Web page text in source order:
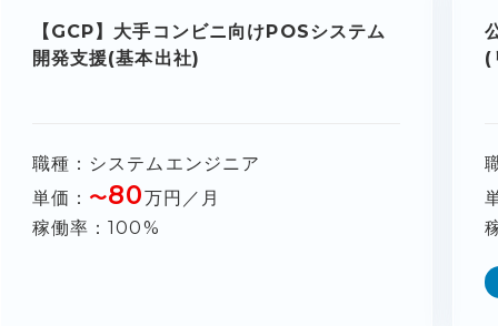
【GCP】大手コンビニ向けPOSシステム
開発支援(基本出社)
職種
システムエンジニア
単価
〜80万円／月
稼働率
100%
(